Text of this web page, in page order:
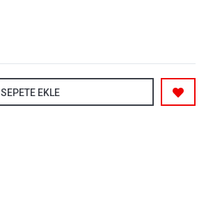
SEPETE EKLE